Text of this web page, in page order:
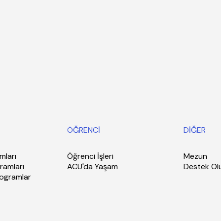
ÖĞRENCİ
Öğrenci İşleri
ACU'da Yaşam
DİĞER
Mezun
Destek